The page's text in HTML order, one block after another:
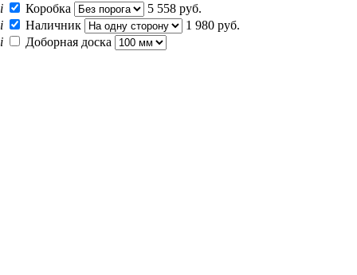
i
Коробка
5 558 руб.
i
Наличник
1 980 руб.
i
Доборная доска